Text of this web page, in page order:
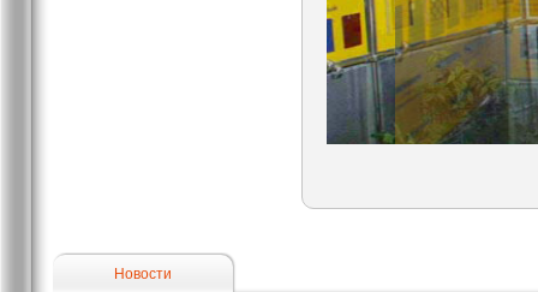
Новости